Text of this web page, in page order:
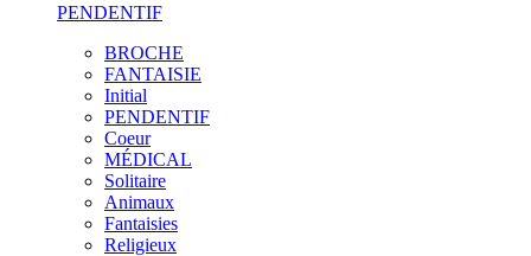
PENDENTIF
BROCHE
FANTAISIE
Initial
PENDENTIF
Coeur
MÉDICAL
Solitaire
Animaux
Fantaisies
Religieux